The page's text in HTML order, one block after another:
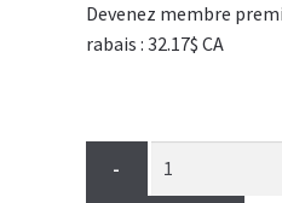
Devenez membre
rabais : 32.17$ CA
-